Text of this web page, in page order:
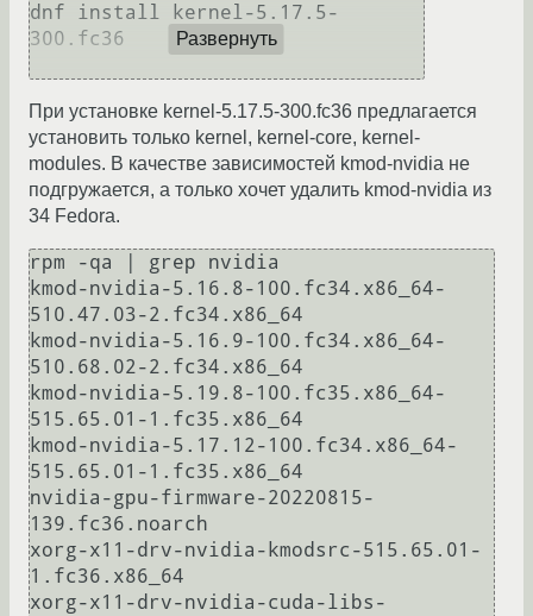
dnf install kernel-5.17.5-
300.fc36
Развернуть
При установке kernel-5.17.5-300.fc36 предлагается
установить только kernel, kernel-core, kernel-
modules. В качестве зависимостей kmod-nvidia не
подгружается, а только хочет удалить kmod-nvidia из
34 Fedora.
rpm -qa | grep nvidia
kmod-nvidia-5.16.8-100.fc34.x86_64-
510.47.03-2.fc34.x86_64
kmod-nvidia-5.16.9-100.fc34.x86_64-
510.68.02-2.fc34.x86_64
kmod-nvidia-5.19.8-100.fc35.x86_64-
515.65.01-1.fc35.x86_64
kmod-nvidia-5.17.12-100.fc34.x86_64-
515.65.01-1.fc35.x86_64
nvidia-gpu-firmware-20220815-
139.fc36.noarch
xorg-x11-drv-nvidia-kmodsrc-515.65.01-
1.fc36.x86_64
xorg-x11-drv-nvidia-cuda-libs-